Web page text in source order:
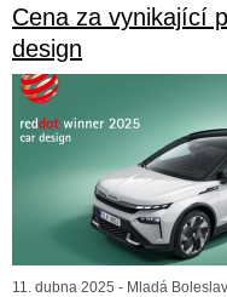
Cena za vynikající
design
11. dubna 2025 - Mladá